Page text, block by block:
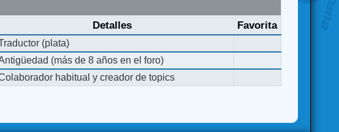
Detalles Favorita
(plata)
(más de 8 años en el foro)
habitual y creador de topics